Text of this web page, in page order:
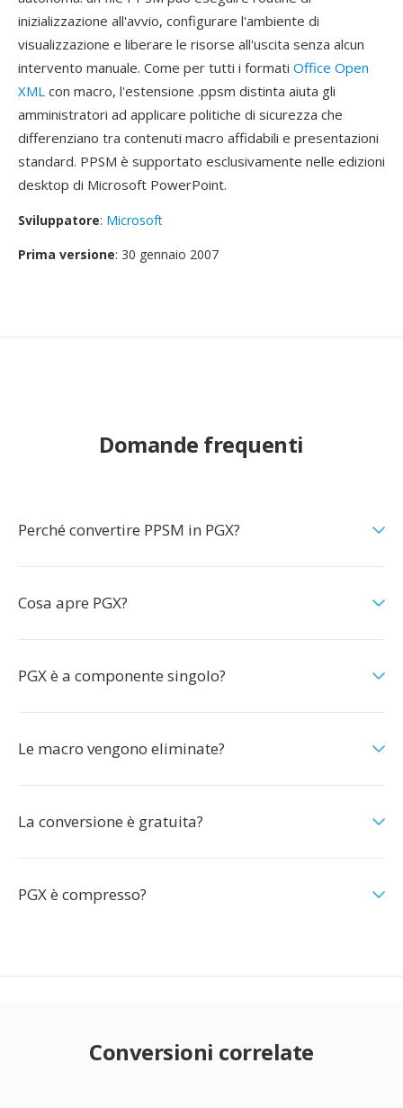
inizializzazione all'avvio, configurare l'ambiente di
visualizzazione e liberare le risorse all'uscita senza alcun
intervento manuale. Come per tutti i formati Office Open
XML con macro, l'estensione .ppsm distinta aiuta gli
amministratori ad applicare politiche di sicurezza che
differenziano tra contenuti macro affidabili e presentazioni
standard. PPSM è supportato esclusivamente nelle edizioni
desktop di Microsoft PowerPoint.
Sviluppatore: Microsoft
Prima versione: 30 gennaio 2007
Domande frequenti
Perché convertire PPSM in PGX?
Cosa apre PGX?
PGX è a componente singolo?
Le macro vengono eliminate?
La conversione è gratuita?
PGX è compresso?
Conversioni correlate